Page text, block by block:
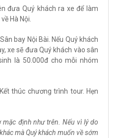
đưa Quý khách ra xe để làm
Hà Nội.
bay Nội Bài. Nếu Quý khách
xe sẽ đưa Quý khách vào sân
là 50.000đ cho mỗi nhóm
thúc chương trình tour. Hẹn
mặc định như trên. Nếu vì lý do
mà Quý khách muốn về sớm